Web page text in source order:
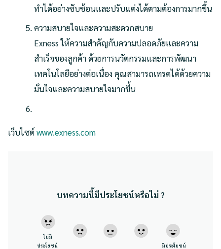
ทำได้อย่างซับซ้อนและปรับแต่งได้ตามต้องการมากขึ้น
ความสบายใจและความสะดวกสบาย
Exness ให้ความสำคัญกับความปลอดภัยและความ
สำเร็จของลูกค้า ด้วยการนวัตกรรมและการพัฒนา
เทคโนโลยีอย่างต่อเนื่อง คุณสามารถเทรดได้ด้วยความ
มั่นใจและความสบายใจมากขึ้น
เว็บไซต์www.exness.com
บทความนี้มีประโยชน์หรือไม่ ?
ไม่มี
ประโยชน์
มีประโยชน์